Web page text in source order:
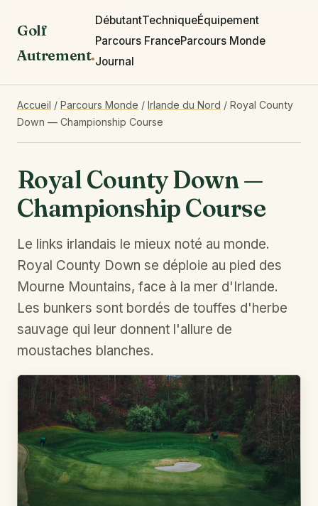
Golf
Autrement.
DébutantTechniqueÉquipement
Parcours FranceParcours Monde
Journal
Accueil / Parcours Monde / Irlande du Nord / Royal County
Down — Championship Course
Royal County Down —
Championship Course
Le links irlandais le mieux noté au monde.
Royal County Down se déploie au pied des
Mourne Mountains, face à la mer d'Irlande.
Les bunkers sont bordés de touffes d'herbe
sauvage qui leur donnent l'allure de
moustaches blanches.